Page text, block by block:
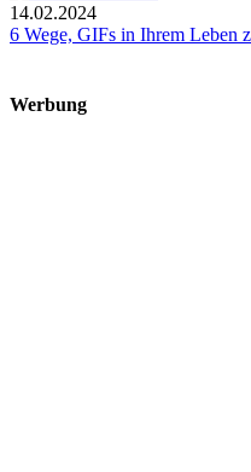
14.02.2024
6 Wege, GIFs in Ihrem Leben
Werbung